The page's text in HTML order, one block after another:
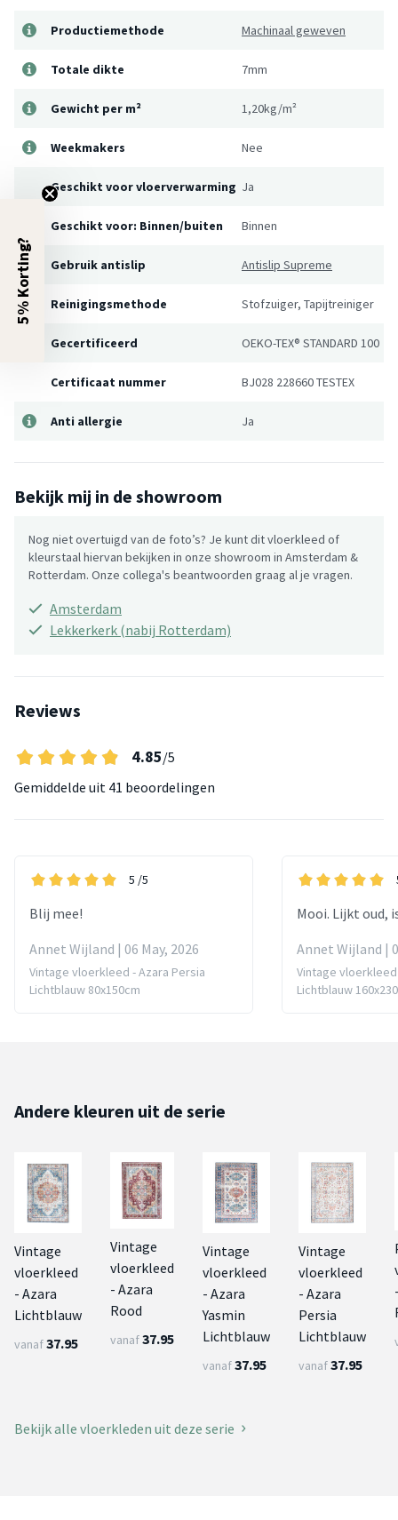
Productiemethode Machinaal geweven
Totale dikte 7mm
Gewicht per m² 1,20kg/m²
Weekmakers Nee
Geschikt voor vloerverwarming Ja
Geschikt voor: Binnen/buiten Binnen
Gebruik antislip Antislip Supreme
Reinigingsmethode Stofzuiger, Tapijtreiniger
Gecertificeerd OEKO-TEX® STANDARD 100
Certificaat nummer BJ028 228660 TESTEX
Anti allergie Ja
Bekijk mij in de showroom
Nog niet overtuigd van de foto’s? Je kunt dit vloerkleed of
kleurstaal hiervan bekijken in onze showroom in Amsterdam &
Rotterdam. Onze collega's beantwoorden graag al je vragen.
Amsterdam
Lekkerkerk (nabij Rotterdam)
Reviews
4.85/5
Gemiddelde uit 41 beoordelingen
5 /5
Blij mee!
Annet Wijland | 06 May, 2026
Vintage vloerkleed - Azara Persia
Lichtblauw 80x150cm
Mooi. Lijkt oud,
Annet Wijland |
Vintage
Lichtblauw
Andere kleuren uit de serie
Vintage
vloerkleed
- Azara
Lichtblauw
vanaf37.95
Vintage
vloerkleed
- Azara
Rood
vanaf37.95
Vintage
vloerkleed
- Azara
Yasmin
Lichtblauw
vanaf37.95
Vintage
vloerkleed
- Azara
Persia
Lichtblauw
vanaf37.95
Bekijk alle vloerkleden uit deze serie
5% Korting?